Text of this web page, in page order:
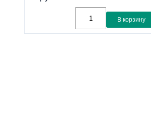
В корзину